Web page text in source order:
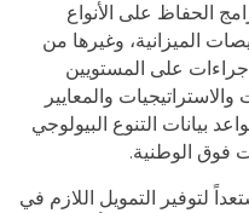
الحفاظ على الأنواع
الميزانية، وغيرها من
على المستويين
والمعايير
بيانات التنوع البيولوجي
فوق الوطنية.
لتوفير التمويل اللازم في